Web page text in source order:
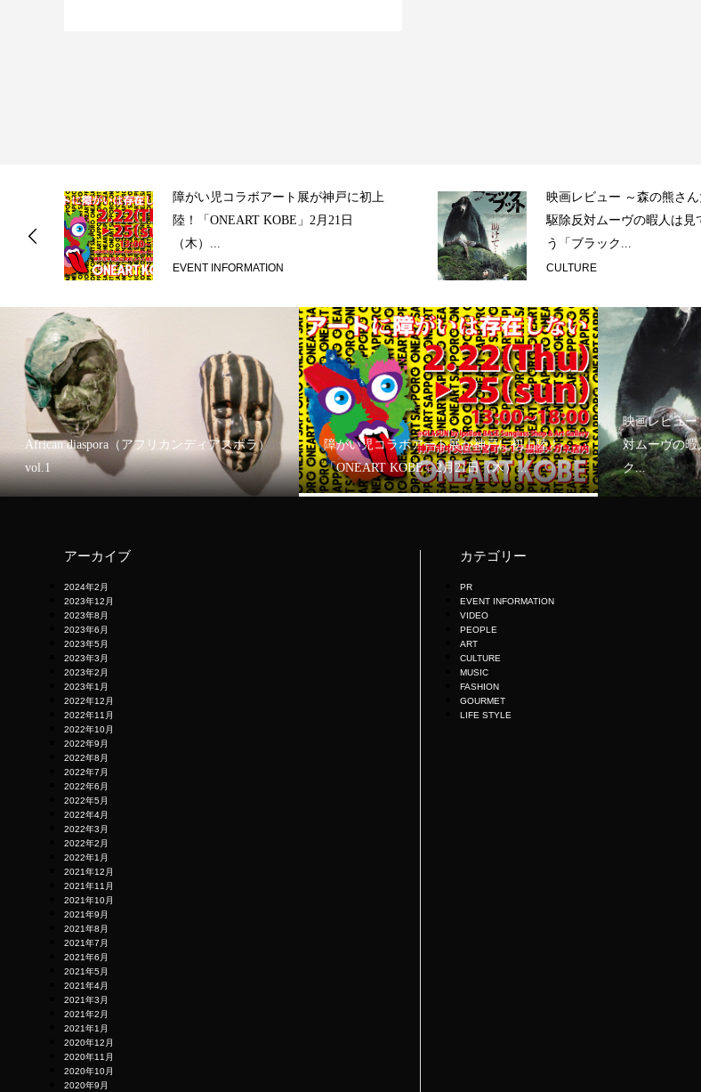
障がい児コラボアート展が神戸に初上
陸！「ONEART KOBE」2月21日
（木）...
EVENT INFORMATION
映画レビュー ～森の熊さん
駆除反対ムーヴの暇人は見
う「ブラック...
CULTURE
African diaspora（アフリカンディアスポラ）
vol.1
障がい児コラボアート展が神戸に初上陸！
「ONEART KOBE」2月21日（木）...
映画レビュー
対ムーヴの
ク...
アーカイブ
2024年2月
2023年12月
2023年8月
2023年6月
2023年5月
2023年3月
2023年2月
2023年1月
2022年12月
2022年11月
2022年10月
2022年9月
2022年8月
2022年7月
2022年6月
2022年5月
2022年4月
2022年3月
2022年2月
2022年1月
2021年12月
2021年11月
2021年10月
2021年9月
2021年8月
2021年7月
2021年6月
2021年5月
2021年4月
2021年3月
2021年2月
2021年1月
2020年12月
2020年11月
2020年10月
2020年9月
カテゴリー
PR
EVENT INFORMATION
VIDEO
PEOPLE
ART
CULTURE
MUSIC
FASHION
GOURMET
LIFE STYLE